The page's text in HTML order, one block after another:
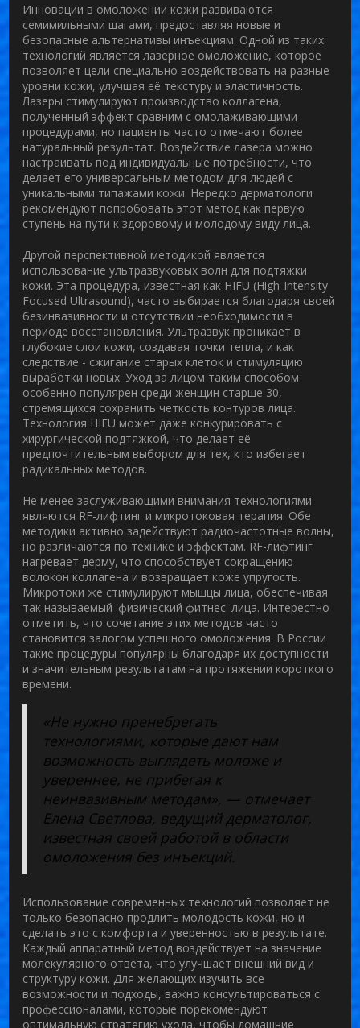
Инновации в омоложении кожи развиваются
семимильными шагами, предоставляя новые и
безопасные альтернативы инъекциям. Одной из таких
технологий является лазерное омоложение, которое
позволяет цели специально воздействовать на разные
уровни кожи, улучшая её текстуру и эластичность.
Лазеры стимулируют производство коллагена,
полученный эффект сравним с омолаживающими
процедурами, но пациенты часто отмечают более
натуральный результат. Воздействие лазера можно
настраивать под индивидуальные потребности, что
делает его универсальным методом для людей с
уникальными типажами кожи. Нередко дерматологи
рекомендуют попробовать этот метод как первую
ступень на пути к здоровому и молодому виду лица.
Другой перспективной методикой является
использование ультразвуковых волн для подтяжки
кожи. Эта процедура, известная как HIFU (High-Intensity
Focused Ultrasound), часто выбирается благодаря своей
безинвазивности и отсутствии необходимости в
периоде восстановления. Ультразвук проникает в
глубокие слои кожи, создавая точки тепла, и как
следствие - сжигание старых клеток и стимуляцию
выработки новых.Уход за лицом таким способом
особенно популярен среди женщин старше 30,
стремящихся сохранить четкость контуров лица.
Технология HIFU может даже конкурировать с
хирургической подтяжкой, что делает её
предпочтительным выбором для тех, кто избегает
радикальных методов.
Не менее заслуживающими внимания технологиями
являются RF-лифтинг и микротоковая терапия. Обе
методики активно задействуют радиочастотные волны,
но различаются по технике и эффектам. RF-лифтинг
нагревает дерму, что способствует сокращению
волокон коллагена и возвращает коже упругость.
Микротоки же стимулируют мышцы лица, обеспечивая
так называемый 'физический фитнес' лица. Интерестно
отметить, что сочетание этих методов часто
становится залогом успешного омоложения. В России
такие процедуры популярны благодаря их доступности
и значительным результатам на протяжении короткого
времени.
«Не нужно пренебрегать
технологиями, которые дают нам
возможность выглядеть моложе и
увереннее, не прибегая к
неинвазивным методам», — отмечает
Елена Светлова, ведущий дерматолог,
известная своей работой в области
омоложения без инъекций.
Использование современных технологий позволяет не
только безопасно продлить молодость кожи, но и
сделать это с комфорта и уверенностью в результате.
Каждый аппаратный метод воздействует на значение
молекулярного ответа, что улучшает внешний вид и
структуру кожи. Для желающих изучить все
возможности и подходы, важно консультироваться с
профессионалами, которые порекомендуют
оптимальную стратегию ухода, чтобы домашние